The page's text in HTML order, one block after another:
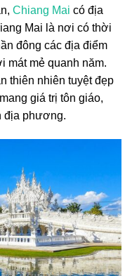
Chiang Mai có địa
Mai là nơi có thời
đông các địa điểm
mát mẻ quanh năm.
thiên nhiên tuyệt đẹp
giá trị tôn giáo,
địa phương.